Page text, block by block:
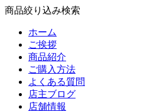
商品絞り込み検索
ホーム
ご挨拶
商品紹介
ご購入方法
よくある質問
店主ブログ
店舗情報